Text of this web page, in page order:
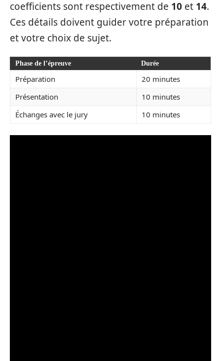
coefficients sont respectivement de 10 et 14.
Ces détails doivent guider votre préparation
et votre choix de sujet.
Phase de l’épreuve Durée
Préparation
20 minutes
Présentation
10 minutes
Échanges avec le jury
10 minutes